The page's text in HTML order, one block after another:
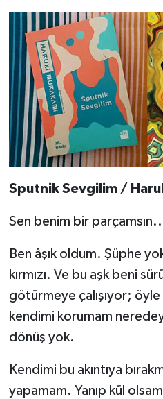
Sputnik Sevgilim /
Sen benim bir
Ben âşık oldum. Şüphe
kırmızı. Ve bu aşk beni
götürmeye çalışıyor; öyle
kendimi korumam
dönüş yok.
Kendimi bu akıntıya
yapamam. Yanıp kül